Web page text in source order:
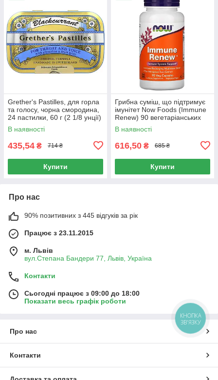
Grether's Pastilles, для горла
та голосу, чорна смородина,
24 пастилки, 60 г (2 1/8 унції)
В наявності
435,54 ₴ 714 ₴
Купити
Грибна суміш, що підтримує
імунітет Now Foods (Immune
Renew) 90 вегетаріанських
капсул
В наявності
616,50 ₴ 685 ₴
Купити
Про нас
90% позитивних з 445 відгуків за рік
Працює з 23.11.2015
м. Львів
вул.Степана Бандери 77, Львів, Україна
Контакти
Сьогодні працює з 09:00 до 18:00
Показати весь графік роботи
Про нас
Контакти
КНОПКА
ЗВ'ЯЗКУ